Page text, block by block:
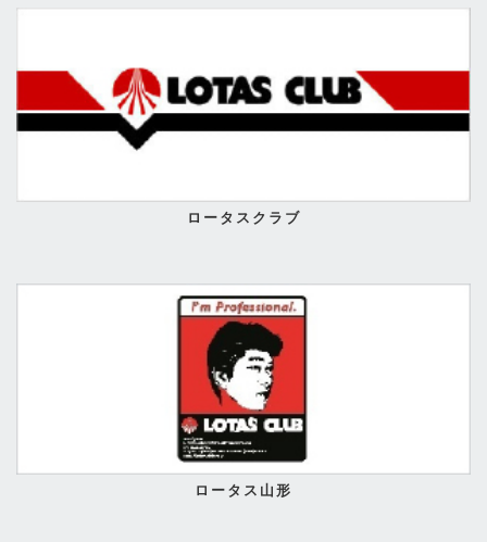
ロータスクラブ
ロータス山形